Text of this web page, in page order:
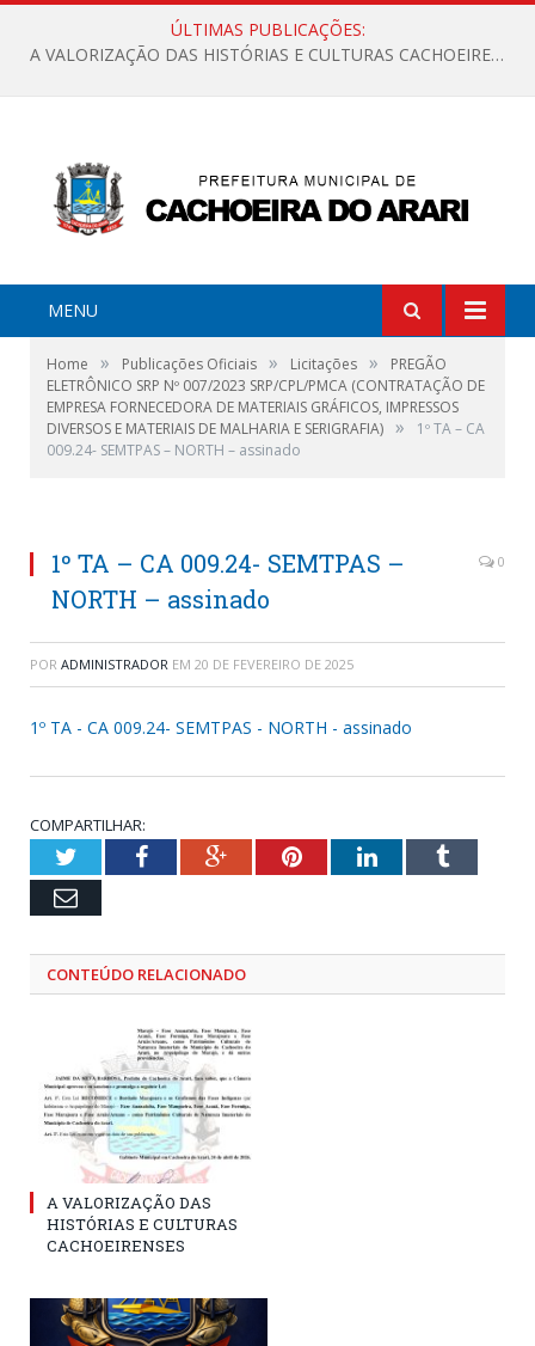
ÚLTIMAS PUBLICAÇÕES:
A VALORIZAÇÃO DAS HISTÓRIAS E CULTURAS CACHOEIRENSES
MENU
Home » Publicações Oficiais » Licitações »
PREGÃO
ELETRÔNICO SRP Nº 007/2023 SRP/CPL/PMCA (CONTRATAÇÃO DE
EMPRESA FORNECEDORA DE MATERIAIS GRÁFICOS, IMPRESSOS
DIVERSOS E MATERIAIS DE MALHARIA E SERIGRAFIA) »
1º TA – CA
009.24- SEMTPAS – NORTH – assinado
1º TA – CA 009.24- SEMTPAS –
NORTH – assinado
0
POR ADMINISTRADOR EM 20 DE FEVEREIRO DE 2025
1º TA - CA 009.24- SEMTPAS - NORTH - assinado
COMPARTILHAR:
TwitterFacebookGoogle+PinterestLinkedInTumblr
Email
CONTEÚDO RELACIONADO
A VALORIZAÇÃO DAS
HISTÓRIAS E CULTURAS
CACHOEIRENSES